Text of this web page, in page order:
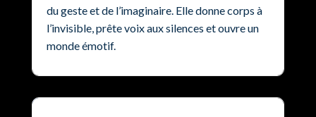
du geste et de l’imaginaire. Elle donne corps à
l’invisible, prête voix aux silences et ouvre un
monde émotif.